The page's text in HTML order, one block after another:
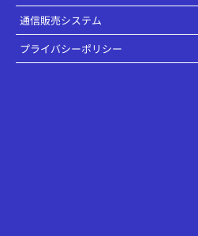
通信販売システム
プライバシーポリシー